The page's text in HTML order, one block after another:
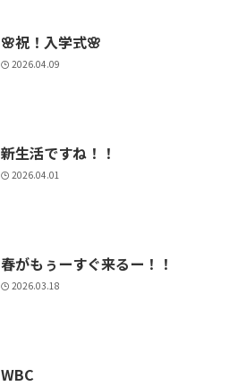
🌸祝！入学式🌸
2026.04.09
新生活ですね！！
2026.04.01
春がもぅーすぐ来るー！！
2026.03.18
WBC